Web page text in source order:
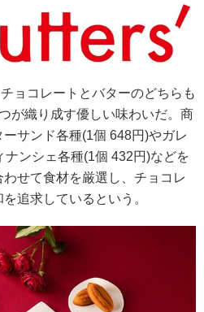
ョコレートとバターのどちらも
が織り成す優しい味わいだ。商
サンド各種(1個 648円)やガレ
ナンシェ各種(1個 432円)などを
せて食材を厳選し、チョコレ
追求しているという。